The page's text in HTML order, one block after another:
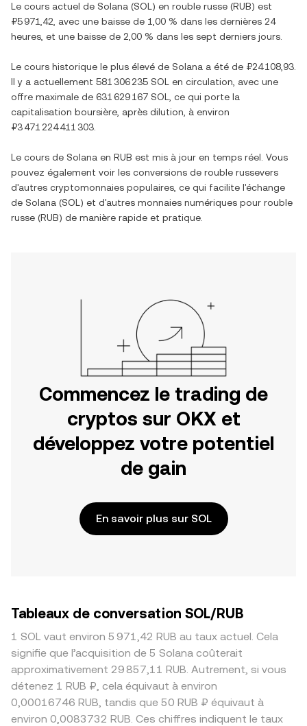
Le cours actuel de Solana (SOL ) en rouble russe (RUB) est
₽5 971,42 , avec une baisse de 1,00 % dans les dernières 24
heures, et une baisse de 2,00 % dans les sept derniers jours.
Le cours historique le plus élevé de Solana a été de ₽24 108,93
Il y a actuellement 581 306 235 SOL en circulation, avec une
offre maximale de 631 629 167 SOL
, ce qui porte la
capitalisation boursière, après dilution, à environ
₽3 471 224 411 303
Le cours de Solana en RUB est mis à jour en temps réel. Vous
pouvez également voir les conversions de rouble russevers
d'autres cryptomonnaies populaires, ce qui facilite l'échange
de Solana (SOL ) et d'autres monnaies numériques pour rouble
russe (RUB) de manière rapide et pratique.
Commencez le trading de
cryptos sur OKX et
développez votre potentiel
de gain
En savoir plus sur SOL
Tableaux de conversation SOL/RUB
1 SOL vaut environ 5 971,42 RUB au taux actuel. Cela
signifie que l’acquisition de 5 Solana coûterait
approximativement 29 857,11 RUB. Autrement, si vous
détenez 1 RUB ₽, cela équivaut à environ
0,00016746 RUB, tandis que 50 RUB ₽ équivaut à
environ 0,0083732 RUB. Ces chiffres indiquent le taux